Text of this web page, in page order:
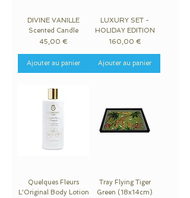
DIVINE VANILLE
Scented Candle
Prix
45,00 €
Ajouter au panier
LUXURY SET -
HOLIDAY EDITION
Prix
160,00 €
Ajouter au panier
Quelques Fleurs
L'Original Body Lotion
Tray Flying Tiger
Green (18x14cm)